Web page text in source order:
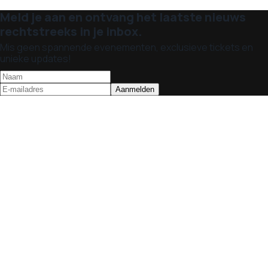
Meld je aan en ontvang het laatste nieuws
rechtstreeks in je inbox.
Mis geen spannende evenementen, exclusieve tickets en
unieke updates!